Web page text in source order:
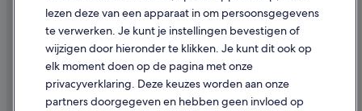
Hotels met casino in Brugge
Hotels met gratis ontbijt in Brugge
Huisdiervriendelijke in Brugge
Historische in Brugge
Hotels met uitzicht op zee in Brugge
Juridische informatie/Contact
Inhoudsrichtlijnen en inhoud rapporteren
Hulp
Contact
lezen deze van een apparaat in om persoonsgegevens
te verwerken. Je kunt je instellingen bevestigen of
wijzigen door hieronder te klikken. Je kunt dit ook op
elk moment doen op de pagina met onze
privacyverklaring. Deze keuzes worden aan onze
partners doorgegeven en hebben geen invloed op